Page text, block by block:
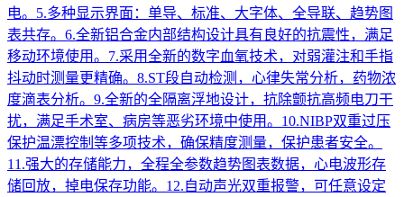
电。5.多种显示界面：单导、标准、大字体、全导联、趋势图
表共存。6.全新铝合金内部结构设计具有良好的抗震性，满足
移动环境使用。7.采用全新的数字血氧技术，对弱灌注和手指
抖动时测量更精确。8.ST段自动检测，心律失常分析，药物浓
度滴表分析。9.全新的全隔离浮地设计，抗除颤抗高频电刀干
扰，满足手术室、病房等恶劣环境中使用。10.NIBP双重过压
保护温漂控制等多项技术，确保精度测量，保护患者安全。
11.强大的存储能力，全程全参数趋势图表数据，心电波形存
储回放，掉电保存功能。12.自动声光双重报警，可任意设定